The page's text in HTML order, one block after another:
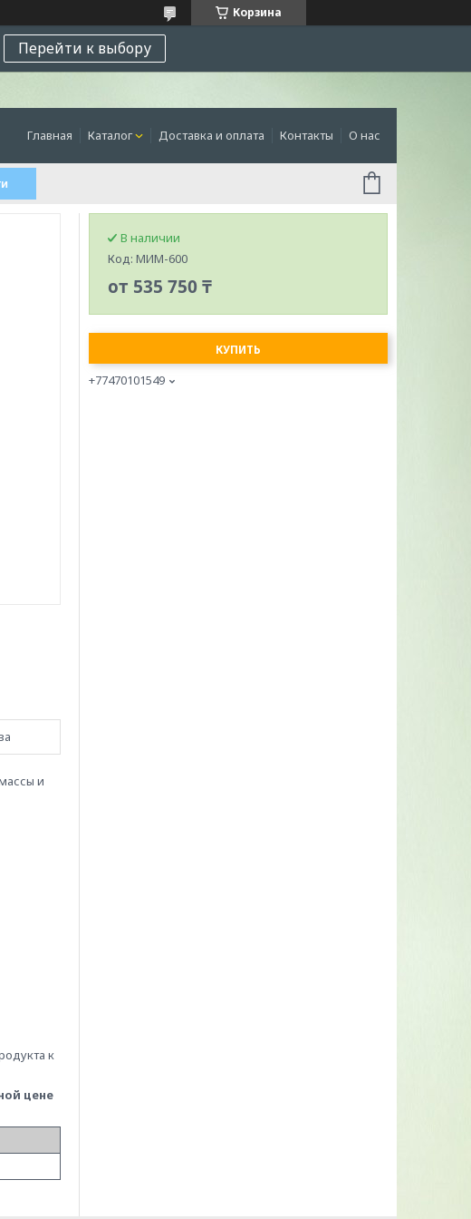
Корзина
Перейти к выбору
Главная Каталог Доставка и оплата Контакты О нас
и
к
цене
В наличии
Код: МИМ-600
от 535 750 ₸
КУПИТЬ
+77470101549